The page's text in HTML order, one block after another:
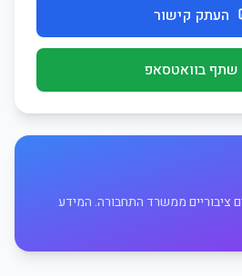
העתק קישור
שתף בוואטסאפ
ציבוריים ממשרד התחבורה. המידע